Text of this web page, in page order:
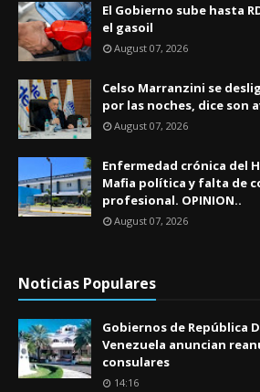
El Gobierno sube hasta
el gasoil
August 07, 2026
Celso Marranzini se
por las noches, dice son
August 07, 2026
Enfermedad crónica del
Mafia política y falta de
profesional. OPINION..
August 07, 2026
Noticias Populares
Gobiernos de República
Venezuela anuncian
consulares
14:16